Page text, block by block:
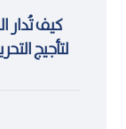
كيف تُدار
لتأجيج